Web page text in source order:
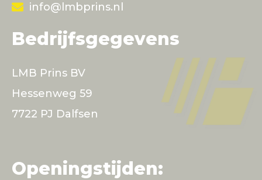
info@lmbprins.nl
Bedrijfsgegevens
LMB Prins BV
Hessenweg 59
7722 PJ Dalfsen
Openingstijden: